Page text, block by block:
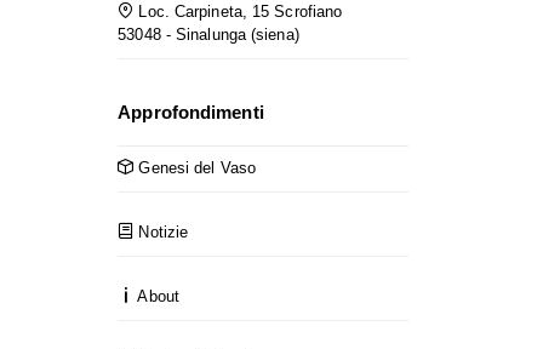
Loc. Carpineta, 15 Scrofiano
53048 - Sinalunga (siena)
Approfondimenti
Genesi del Vaso
Notizie
About